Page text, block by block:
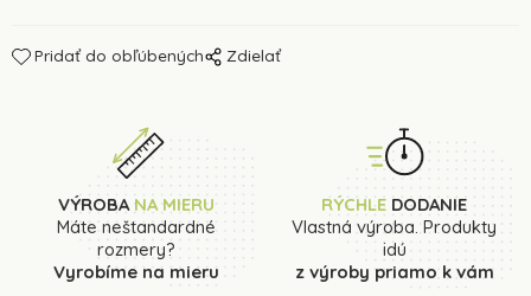
Pridať do obľúbených Zdielať
VÝROBANA MIERU
Máte neštandardné
rozmery?
Vyrobíme na mieru
RÝCHLE DODANIE
Vlastná výroba. Produkty
idú
z výroby priamo k vám